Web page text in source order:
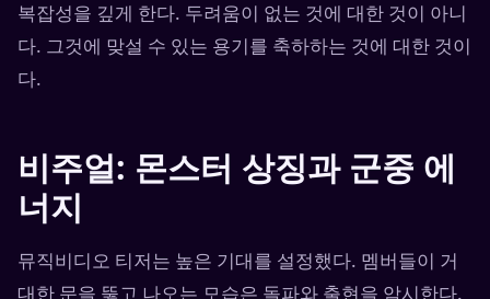
복잡성을 깊게 한다. 두려움이 없는 것에 대한 것이 아니
다. 그것에 맞설 수 있는 용기를 축하하는 것에 대한 것이
다.
비주얼: 몬스터 상징과 군중 에
너지
뮤직비디오 티저는 높은 기대를 설정했다. 멤버들이 거
대한 문을 뚫고 나오는 모습은 돌파와 출현을 암시한다.